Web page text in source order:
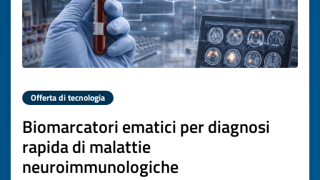
Offerta di tecnologia
Biomarcatori ematici per diagnosi
rapida di malattie
neuroimmunologiche